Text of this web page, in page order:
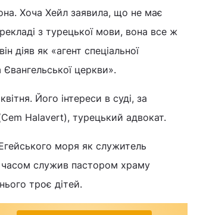
Хоча Хейл заявила, що не має
з турецької мови, вона все ж
діяв як «агент спеціальної
церкви».
Його інтереси в суді, за
Halavert), турецький адвокат.
моря як служитель
часом служив пастором храму
троє дітей.